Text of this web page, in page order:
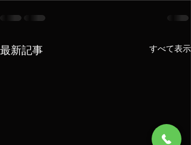
最新記事 すべて表示